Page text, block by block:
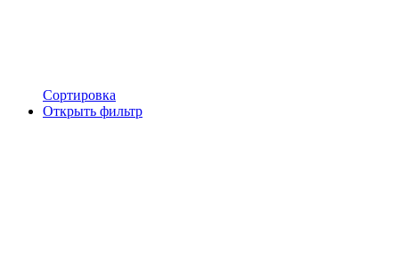
Сортировка
Открыть фильтр